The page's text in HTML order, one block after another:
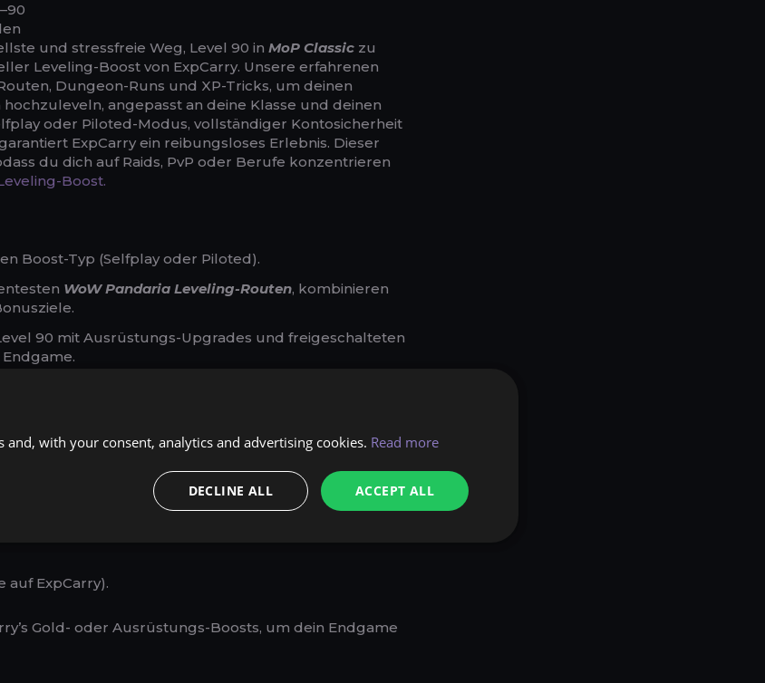
und stressfreie Weg, Level 90 in MoP Classic zu
Leveling-Boost von ExpCarry. Unsere erfahrenen
Dungeon-Runs und XP-Tricks, um deinen
angepasst an deine Klasse und deinen
oder Piloted-Modus, vollständiger Kontosicherheit
ExpCarry ein reibungsloses Erlebnis. Dieser
du dich auf Raids, PvP oder Berufe konzentrieren
Boost.
Boost-Typ (Selfplay oder Piloted).
WoW Pandaria Leveling-Routen, kombinieren
90 mit Ausrüstungs-Upgrades und freigeschalteten
und deine Klasse.
Service.
auf ExpCarry).
Gold- oder Ausrüstungs-Boosts, um dein Endgame
and, with your consent, analytics and advertising cookies. Read more
ACCEPT ALL
DECLINE ALL